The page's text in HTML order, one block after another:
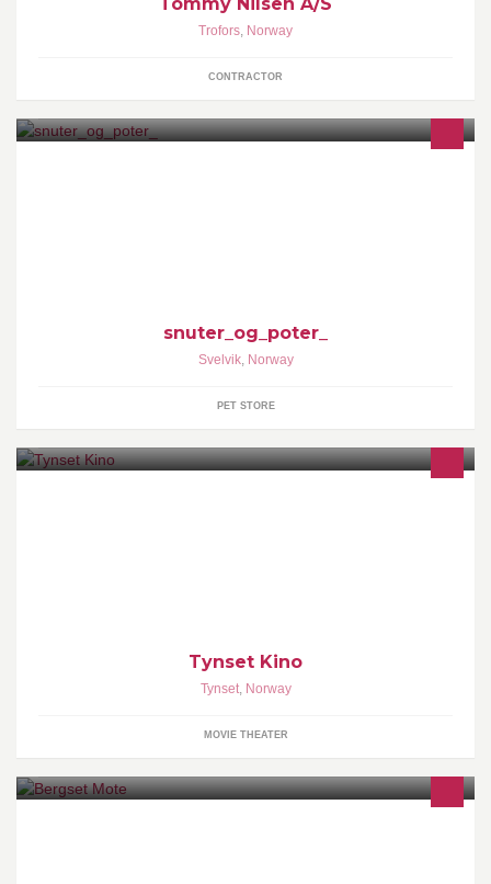
Trofors, Norway
CONTRACTOR
snuter_og_poter_
Svelvik, Norway
PET STORE
Tynset Kino
Tynset, Norway
MOVIE THEATER